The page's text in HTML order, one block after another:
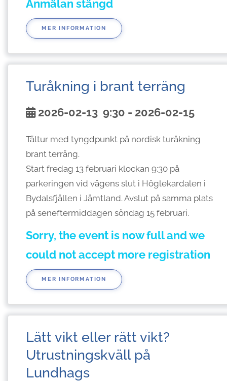
Anmälan stängd
MER INFORMATION
Turåkning i brant terräng
2026-02-13 9:30 - 2026-02-15
Tältur med tyngdpunkt på nordisk turåkning
brant terräng.
Start fredag 13 februari klockan 9:30 på
parkeringen vid vägens slut i Höglekardalen i
Bydalsfjällen i Jämtland. Avslut på samma plats
på seneftermiddagen söndag 15 februari.
Sorry, the event is now full and we
could not accept more registration
MER INFORMATION
Lätt vikt eller rätt vikt?
Utrustningskväll på
Lundhags